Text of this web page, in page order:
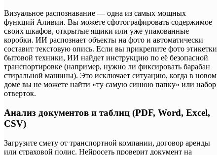
Визуальное распознавание — одна из самых мощных
функций Аливии. Вы можете сфотографировать содержимое
своих шкафов, открытые ящики или уже упакованные
коробки. ИИ распознает объекты на фото и автоматически
составит текстовую опись. Если вы прикрепите фото этикетки
бытовой техники, ИИ найдет инструкцию по её безопасной
транспортировке (например, нужно ли фиксировать барабан
стиральной машины). Это исключает ситуацию, когда в новом
доме вы не можете найти «ту самую синюю папку» или набор
отверток.
Анализ документов и таблиц (PDF, Word, Excel,
CSV)
Загрузите смету от транспортной компании, договор аренды
или страховой полис. Нейросеть проверит документ на